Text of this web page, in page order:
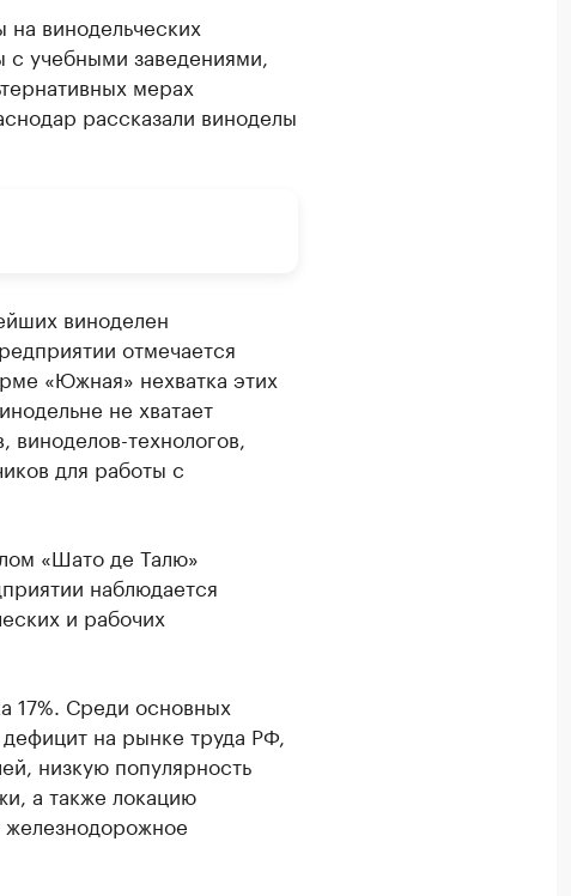
винодельческих
учебными заведениями,
мерах
рассказали виноделы
виноделен
отмечается
«Южная» нехватка этих
не хватает
технологов,
для работы с
«Шато де Талю»
наблюдается
и рабочих
17%. Среди основных
на рынке труда РФ,
низкую популярность
а также локацию
железнодорожное